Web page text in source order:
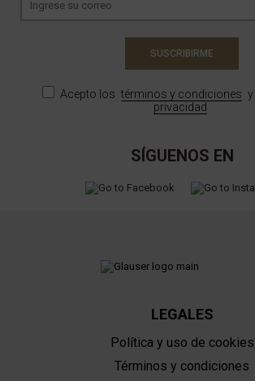
SUSCRIBIRME
Acepto los términos y condiciones y
privacidad
SÍGUENOS EN
LEGALES
Política y uso de cookies
Términos y condiciones